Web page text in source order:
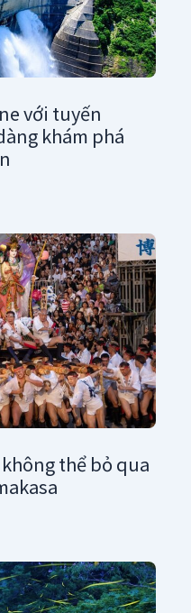
với tuyến
khám phá
thể bỏ qua